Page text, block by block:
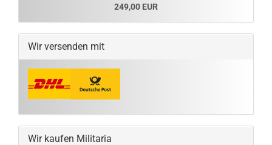
249,00 EUR
Wir versenden mit
Wir kaufen Militaria